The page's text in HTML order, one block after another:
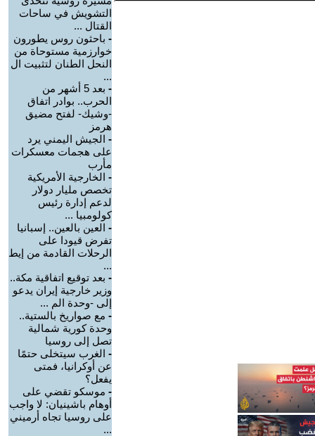
التشويش في ساحات
القتال ...
- باحثون روس يطورون
خوارزمية مستوحاة من
النحل الطنان لتثبيت ال
...
-
بعد 5 أشهر من
الحرب.. بوادر اتفاق
-وشيك- لفتح مضيق
هرمز
- الجيش اليمني يرد
على هجمات معسكرات
مأرب
- الخارجية الأمريكية
تخصص مليار دولار
لدعم إدارة رئيس
كولومبيا ...
- العين بالعين.. إسبانيا
تفرض قيودا على
الرحلات القادمة من إيط
...
- بعد توقيع اتفاقية مكة..
وزير خارجية إيران يدعو
إلى -وحدة الم ...
- مع صواريخ بالستية..
وحدة كورية شمالية
تصل إلى روسيا
- الغرب سيتخلى حتمًا
عن أوكرانيا، فمتى
يفعل؟
- موسكو تقضي على
أوهام باشينيان: لا واجب
على روسيا تجاه أرميني
...